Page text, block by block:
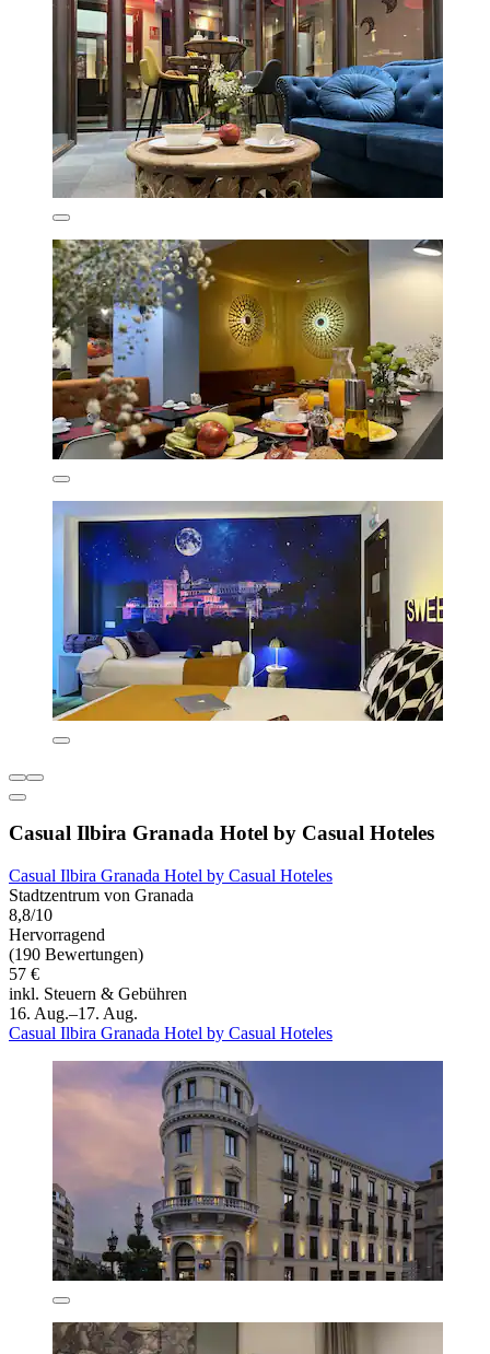
Casual Ilbira Granada Hotel by Casual Hoteles
Casual Ilbira Granada Hotel by Casual Hoteles
Stadtzentrum von Granada
8,8/10
Hervorragend
(190 Bewertungen)
57 €
inkl. Steuern & Gebühren
16. Aug.–17. Aug.
Casual Ilbira Granada Hotel by Casual Hoteles